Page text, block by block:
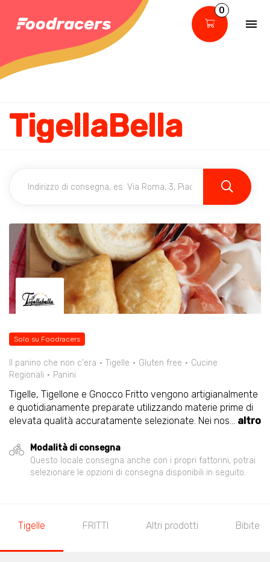
0
TigellaBella
Solo su Foodracers
Il panino che non c'era Tigelle Gluten free
Cucine
Regionali
Panini
Tigelle, Tigellone e Gnocco Fritto vengono artigianalmente
e quotidianamente preparate utilizzando materie prime di
elevata qualità accuratamente selezionate. Nei nos... altro
Modalità di consegna
Questo locale consegna anche con i propri fattorini, potrai
selezionare le opzioni di consegna disponibili in seguito.
Tigelle FRITTI Altri prodotti Bibite